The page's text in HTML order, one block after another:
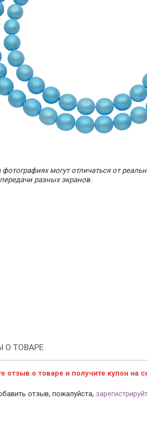
могут отличаться от
разных экранов.
О ТОВАРЕ
отзыв о товаре и получите купон на
отзыв, пожалуйста,